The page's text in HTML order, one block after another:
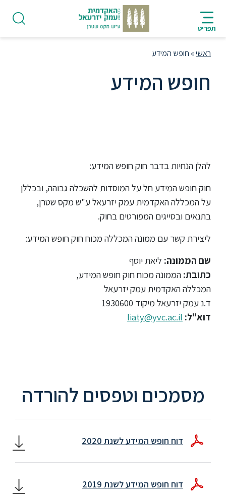
לתוכן
מרכזי
העמוד
תפריט
HE
תואר
ראשון
היחידה
אנגלית
תואר
שני
חוץ
והמשך
מתעניינים
ראשי» חופש המידע
חופש המידע
להלן הנחיות בדבר חוק חופש המידע:
חוק חופש המידע חל על המוסדות להשכלה גבוהה, ובכללן
על המכללה האקדמית עמק יזרעאל ע"ש מקס שטרן,
בתנאים ובסייגים המפורטים בחוק.
ליצירת קשר עם ממונה המכללה מכוח חוק חופש המידע:
שם הממונה: ליאת יוסף
כתובת: הממונה מכוח חוק חופש המידע,
המכללה האקדמית עמק יזרעאל
ד.נ עמק יזרעאל מיקוד 1930600
דוא"ל: liaty@yvc.ac.il
מסמכים וטפסים להורדה
דוח חופש המידע לשנת 2020
דוח חופש המידע לשנת 2019